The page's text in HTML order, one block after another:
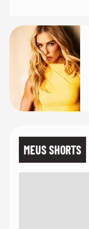
MEUS SHORTS